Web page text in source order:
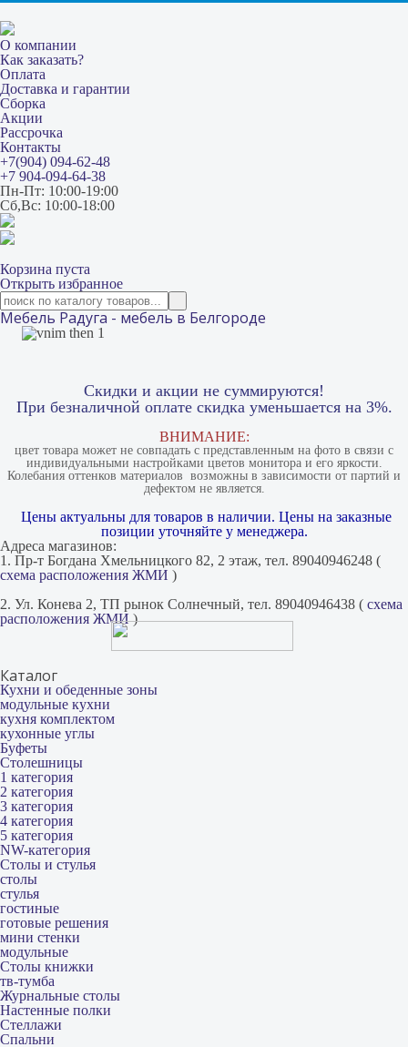
О компании
Как заказать?
Оплата
Доставка и гарантии
Сборка
Акции
Рассрочка
Контакты
+7(904) 094-62-48
+7 904-094-64-38
Пн-Пт: 10:00-19:00
Сб,Вс: 10:00-18:00
Корзина пуста
Открыть избранное
Мебель Радуга - мебель в Белгороде
Скидки и акции не суммируются!
При безналичной оплате скидка уменьшается на 3%.
ВНИМАНИЕ:
цвет товара может не совпадать с представленным на фото в связи с
индивидуальными настройками цветов монитора и его яркости.
Колебания оттенков материалов​ ​ возможны в зависимости от партий и
дефектом не является.
Цены актуальны для товаров в наличии. Цены на заказные
позиции уточняйте у менеджера.
Адреса магазинов:
1. Пр-т Богдана Хмельницкого 82, 2 этаж, тел. 89040946248 (
схема расположения ЖМИ )
2. Ул. Конева 2, ТП рынок Солнечный, тел. 89040946438 ( схема
расположения ЖМИ)
Каталог
Кухни и обеденные зоны
модульные кухни
кухня комплектом
кухонные углы
Буфеты
Столешницы
1 категория
2 категория
3 категория
4 категория
5 категория
NW-категория
Столы и стулья
столы
стулья
гостиные
готовые решения
мини стенки
модульные
Столы книжки
тв-тумба
Журнальные столы
Настенные полки
Стеллажи
Спальни